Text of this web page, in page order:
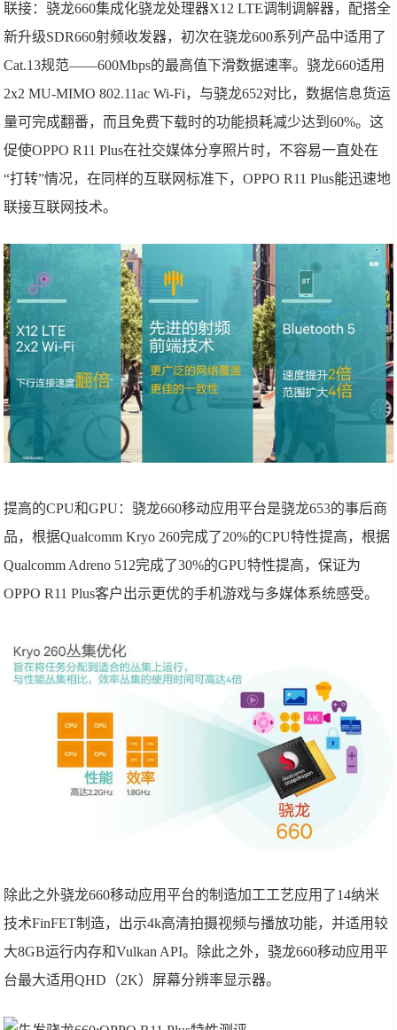
联接：骁龙660集成化骁龙处理器X12 LTE调制调解器，配搭全
新升级SDR660射频收发器，初次在骁龙600系列产品中适用了
Cat.13规范——600Mbps的最高值下滑数据速率。骁龙660适用
2x2 MU-MIMO 802.11ac Wi-Fi，与骁龙652对比，数据信息货运
量可完成翻番，而且免费下载时的功能损耗减少达到60%。这
促使OPPO R11 Plus在社交媒体分享照片时，不容易一直处在
“打转”情况，在同样的互联网标准下，OPPO R11 Plus能迅速地
联接互联网技术。
提高的CPU和GPU：骁龙660移动应用平台是骁龙653的事后商
品，根据Qualcomm Kryo 260完成了20%的CPU特性提高，根据
Qualcomm Adreno 512完成了30%的GPU特性提高，保证为
OPPO R11 Plus客户出示更优的手机游戏与多媒体系统感受。
除此之外骁龙660移动应用平台的制造加工工艺应用了14纳米
技术FinFET制造，出示4k高清拍摄视频与播放功能，并适用较
大8GB运行内存和Vulkan API。除此之外，骁龙660移动应用平
台最大适用QHD（2K）屏幕分辨率显示器。